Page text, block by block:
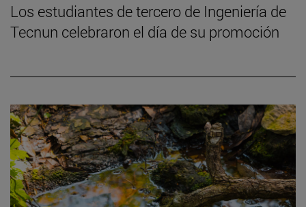
Los estudiantes de tercero de Ingeniería de
Tecnun celebraron el día de su promoción